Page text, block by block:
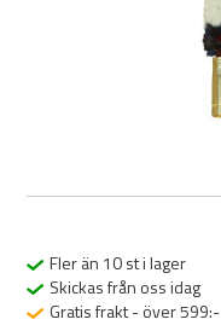
Fler än 10 st i lager
Skickas från oss idag
Gratis frakt - över 599:-